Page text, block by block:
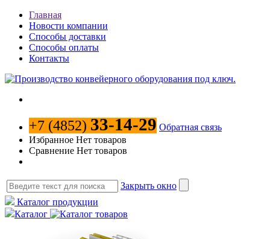
Главная
Новости компании
Способы доставки
Способы оплаты
Контакты
+7 (4852) 33-14-29 Обратная связь
Избранное Нет товаров
Сравнение Нет товаров
Закрыть окно
Каталог продукции
Каталог